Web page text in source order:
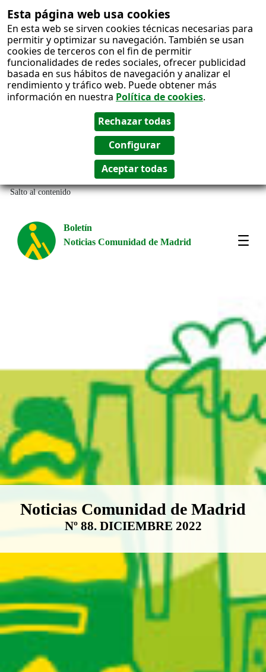
Esta página web usa cookies
En esta web se sirven cookies técnicas necesarias para
permitir y optimizar su navegación. También se usan
cookies de terceros con el fin de permitir
funcionalidades de redes sociales, ofrecer publicidad
basada en sus hábitos de navegación y analizar el
rendimiento y tráfico web. Puede obtener más
información en nuestra Política de cookies.
Salto al contenido
Boletín
Noticias Comunidad de Madrid
Boletín Noticias Comunidad de
Noticias Comunidad de Madrid
Nº 88. DICIEMBRE 2022